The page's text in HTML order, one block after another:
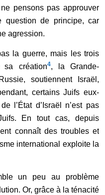
pensons pas approuver
question de principe, car
agression.
la guerre, mais les trois
création4, la Grande-
soutiennent Israël,
certains Juifs eux-
l’État d’Israël n’est pas
En tout cas, depuis
connaît des troubles et
international exploite la
un peu au problème
Or, grâce à la ténacité